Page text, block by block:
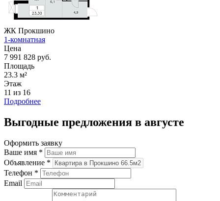
ЖК Прокшино
1-комнатная
Цена
7 991 828 руб.
Площадь
23.3 м²
Этаж
11 из 16
Подробнее
Выгодные предложения в августе
Оформить заявку
Ваше имя *
Объявление *
Телефон *
Email